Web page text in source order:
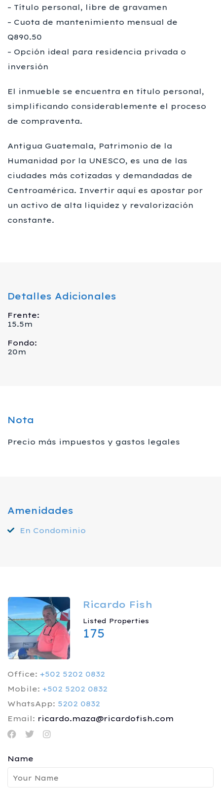
– Título personal, libre de gravamen
– Cuota de mantenimiento mensual de
Q890.50
– Opción ideal para residencia privada o
inversión
El inmueble se encuentra en título personal,
simplificando considerablemente el proceso
de compraventa.
Antigua Guatemala, Patrimonio de la
Humanidad por la UNESCO, es una de las
ciudades más cotizadas y demandadas de
Centroamérica. Invertir aquí es apostar por
un activo de alta liquidez y revalorización
constante.
Detalles Adicionales
Frente:
15.5m
Fondo:
20m
Nota
Precio más impuestos y gastos legales
Amenidades
En Condominio
Ricardo Fish
Listed Properties
175
Office: +502 5202 0832
Mobile: +502 5202 0832
WhatsApp: 5202 0832
Email: ricardo.maza@ricardofish.com
Name